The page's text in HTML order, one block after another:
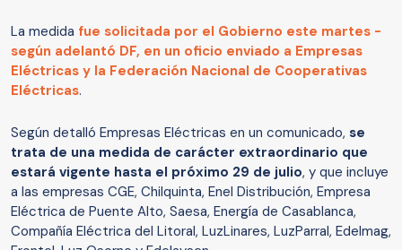
La medida fue solicitada por el Gobierno este martes -
según adelantó DF, en un oficio enviado a Empresas
Eléctricas y la Federación Nacional de Cooperativas
Eléctricas.
Según detalló Empresas Eléctricas en un comunicado, se
trata de una medida de carácter extraordinario que
estará vigente hasta el próximo 29 de julio, y que incluye
a las empresas CGE, Chilquinta, Enel Distribución, Empresa
Eléctrica de Puente Alto, Saesa, Energía de Casablanca,
Compañía Eléctrica del Litoral, LuzLinares, LuzParral, Edelmag,